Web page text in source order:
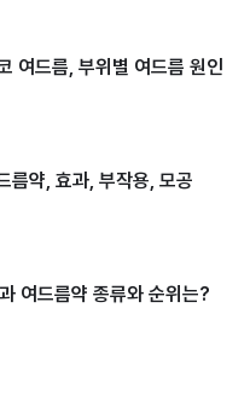
여드름, 부위별 여드름 원인
름약, 효과, 부작용, 모공
여드름약 종류와 순위는?